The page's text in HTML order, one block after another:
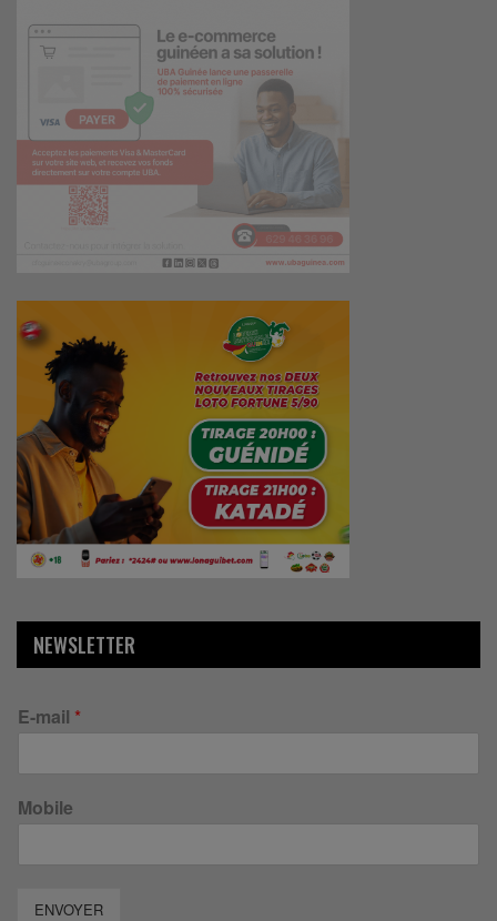
NEWSLETTER
E-mail *
Mobile
ENVOYER